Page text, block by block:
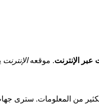
عبر الإنترنت. موقعهالإنترنت
من المعلومات. سترى